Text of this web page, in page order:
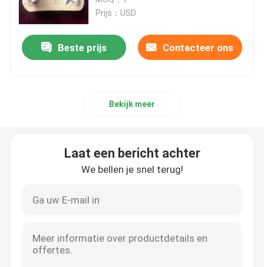
Medische 3D Printer
Prijs：USD
Beste prijs Contacteer ons
Bekijk meer
Laat een bericht achter
We bellen je snel terug!